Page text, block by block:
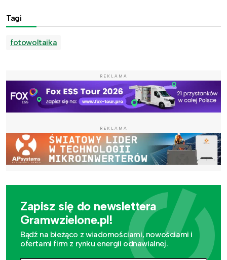
Tagi
fotowoltaika
REKLAMA
REKLAMA
Zapisz się do newslettera
Gramwzielone.pl!
Bądź na bieżąco z wiadomościami, nowościami i
ofertami firm z rynku energii odnawialnej.